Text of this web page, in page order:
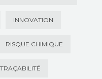
INNOVATION
RISQUE CHIMIQUE
TRAÇABILITÉ